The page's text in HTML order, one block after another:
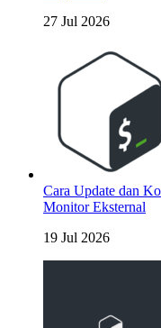
27 Jul 2026
Cara Update dan
Monitor Eksternal
19 Jul 2026